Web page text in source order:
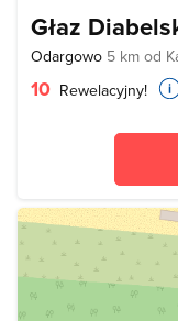
Głaz
Odargowo 5 km od
10 Rewelacyjny!